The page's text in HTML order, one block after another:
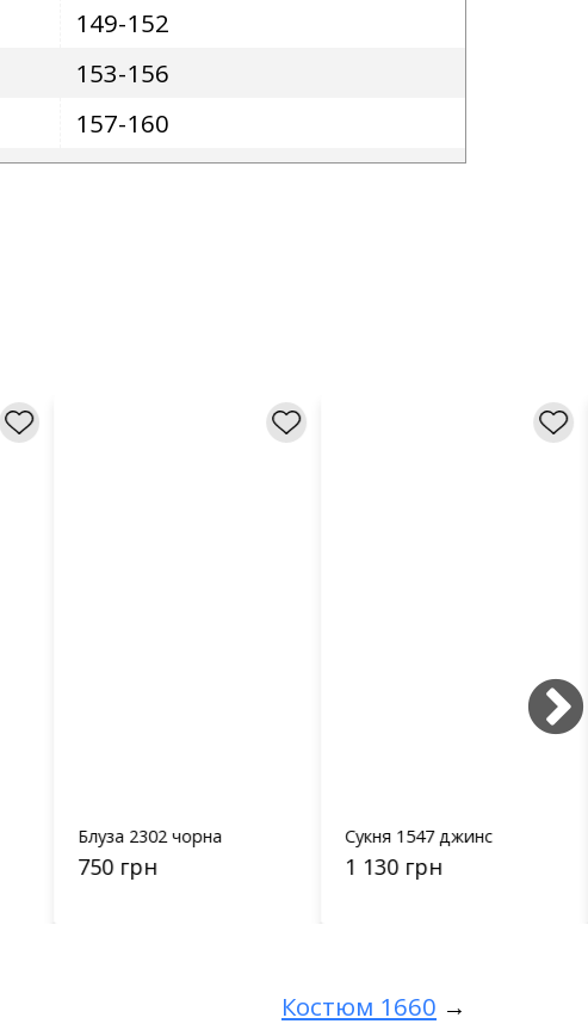
149-152
153-156
157-160
Блуза 2302 чорна
750 грн
Сукня 1547 джинс
1 130 грн
Костюм 1660 →